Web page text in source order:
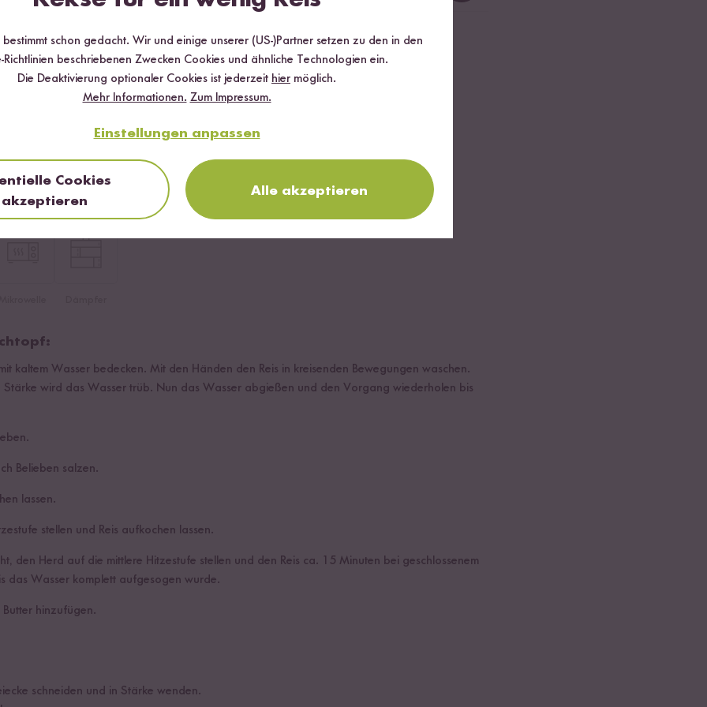
Reis Pusa
kaltem Wasser bedecken. Mit den Händen den Reis in kreisenden Bewegungen waschen.
Stärke wird das Wasser trüb. Nun das Wasser abgießen und den Vorgang wiederholen bis
Belieben salzen.
lassen.
stellen und Reis aufkochen lassen.
den Herd auf die mittlere Hitzestufe stellen und den Reis ca. 15 Minuten bei geschlossenem
das Wasser komplett aufgesogen wurde.
Butter hinzufügen.
schneiden und in Stärke wenden.
bestimmt schon gedacht. Wir und einige unserer (US-)Partner setzen zu den in den
Richtlinien beschriebenen Zwecken Cookies und ähnliche Technologien ein.
Die Deaktivierung optionaler Cookies ist jederzeit hier möglich.
Mehr Informationen. Zum Impressum.
Einstellungen anpassen
Cookies
akzeptieren
Alle akzeptieren